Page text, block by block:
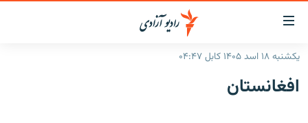
لینک‌های
قابل
دسترسی
بازگشتصفحه نخست
گزارش‌ها
یکشنبه ۱۸ اسد ۱۴۰۵ کابل ۰۴:۴۷
افغانستان